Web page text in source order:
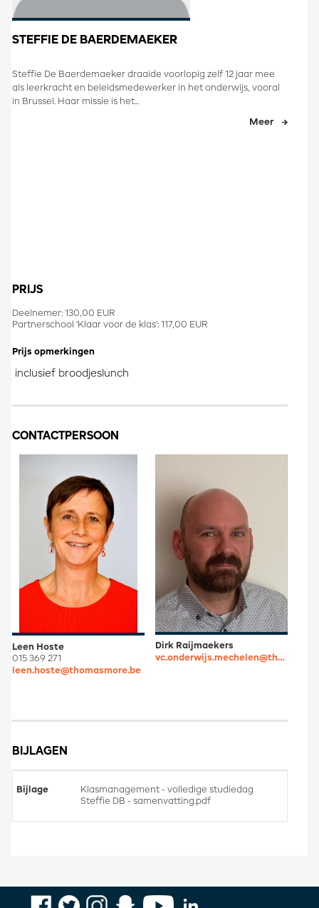
STEFFIE DE BAERDEMAEKER
Steffie De Baerdemaeker draaide voorlopig zelf 12 jaar mee
als leerkracht en beleidsmedewerker in het onderwijs, vooral
in Brussel. Haar missie is het...
Meer
PRIJS
Deelnemer: 130,00 EUR
Partnerschool 'Klaar voor de klas': 117,00 EUR
Prijs opmerkingen
inclusief broodjeslunch
CONTACTPERSOON
Leen Hoste
015 369 271
leen.hoste@thomasmore.be
Dirk Raijmaekers
vc.onderwijs.mechelen@thomasmore.be
BIJLAGEN
Klasmanagement - volledige studiedag
Steffie DB - samenvatting.pdf